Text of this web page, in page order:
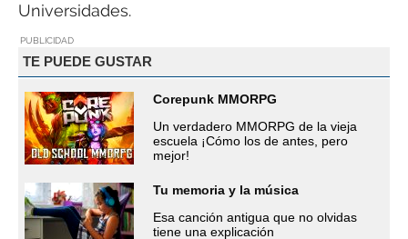
Universidades.
PUBLICIDAD
TE PUEDE GUSTAR
Corepunk MMORPG
Un verdadero MMORPG de la vieja
escuela ¡Cómo los de antes, pero
mejor!
Tu memoria y la música
Esa canción antigua que no olvidas
tiene una explicación